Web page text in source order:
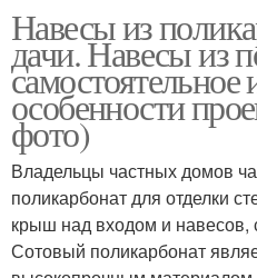
Навесы из
дачи. Навесы из
самостоятельное
особенности
фото)
Владельцы частных домов
поликарбонат для отделки
крыш над входом и навесов,
Сотовый поликарбонат